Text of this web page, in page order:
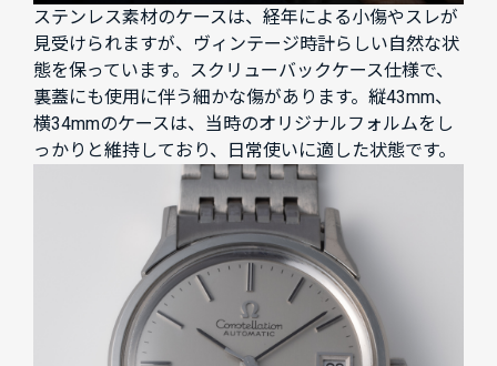
ステンレス素材のケースは、経年による小傷やスレが
見受けられますが、ヴィンテージ時計らしい自然な状
態を保っています。スクリューバックケース仕様で、
裏蓋にも使用に伴う細かな傷があります。縦43mm、
横34mmのケースは、当時のオリジナルフォルムをし
っかりと維持しており、日常使いに適した状態です。